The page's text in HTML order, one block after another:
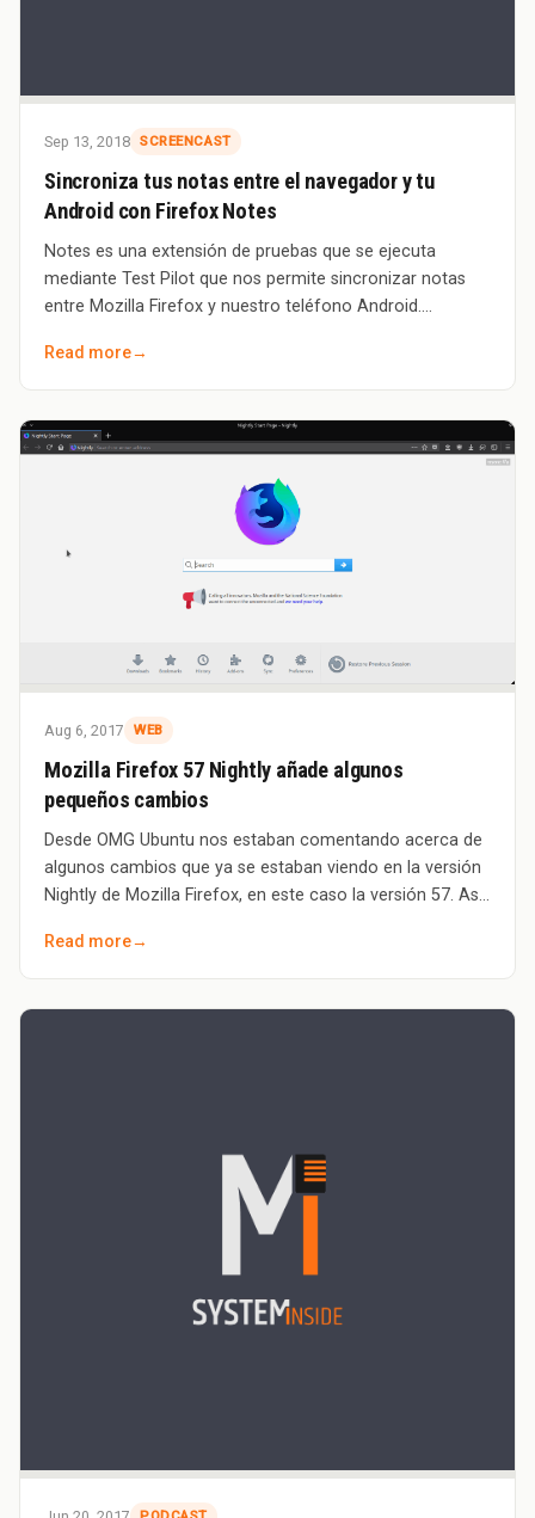
Sep 13, 2018 SCREENCAST
Sincroniza tus notas entre el navegador y tu
Android con Firefox Notes
Notes es una extensión de pruebas que se ejecuta
mediante Test Pilot que nos permite sincronizar notas
entre Mozilla Firefox y nuestro teléfono Android.
Read more→
Aug 6, 2017 WEB
Mozilla Firefox 57 Nightly añade algunos
pequeños cambios
Desde OMG Ubuntu nos estaban comentando acerca de
algunos cambios que ya se estaban viendo en la versión
Nightly de Mozilla Firefox, en este caso la versión 57. Así
Read more→